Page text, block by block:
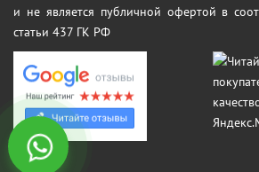
и не является публичной офертой в
статьи 437 ГК РФ